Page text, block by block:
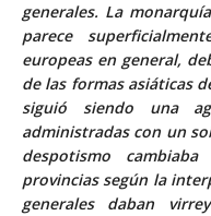
generales. La
parece
europeas en general,
de las formas asiáticas
siguió siendo una
administradas con un
despotismo
provincias según la
generales daban